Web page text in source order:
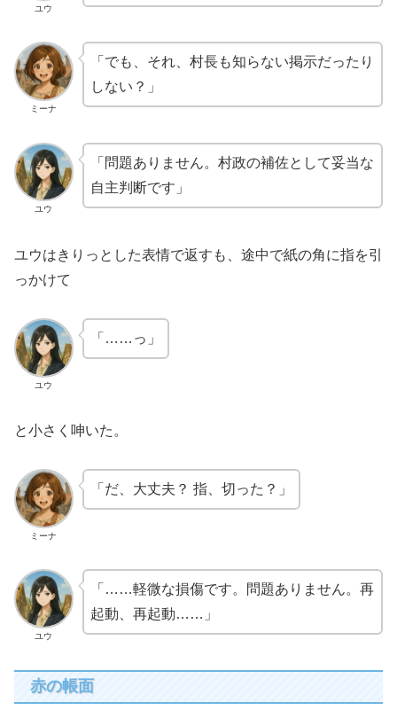
ユウ
ミーナ
「でも、それ、村長も知らない掲示だったり
しない？」
ユウ
「問題ありません。村政の補佐として妥当な
自主判断です」
ユウはきりっとした表情で返すも、途中で紙の角に指を引
っかけて
ユウ
「……っ」
と小さく呻いた。
ミーナ
「だ、大丈夫？ 指、切った？」
ユウ
「……軽微な損傷です。問題ありません。再
起動、再起動……」
赤の帳面